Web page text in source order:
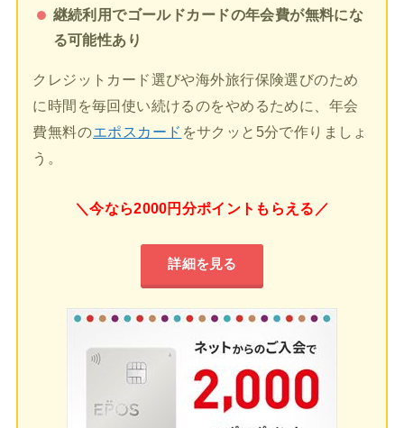
継続利用でゴールドカードの年会費が無料にな
る可能性あり
クレジットカード選びや海外旅行保険選びのため
に時間を毎回使い続けるのをやめるために、年会
費無料のエポスカード をサクッと5分で作りましょ
う。
＼今なら2000円分ポイントもらえる／
詳細を見る